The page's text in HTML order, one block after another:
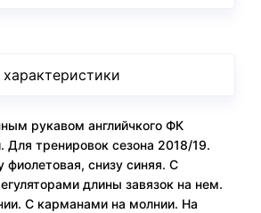
рукавом английчкого ФК
Для тренировок сезона 2018/19.
фиолетовая, снизу синяя. С
длины завязок на нем.
С карманами на молнии. На